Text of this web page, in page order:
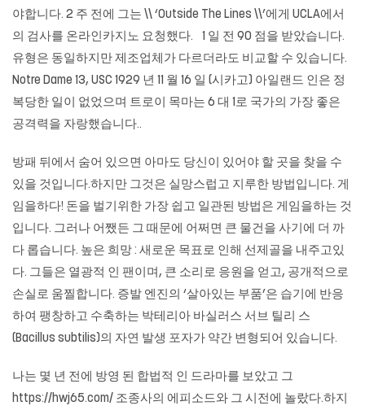
야합니다. 2 주 전에 그는 \\ ‘Outside The Lines \\’에게 UCLA에서
의 검사를 온라인카지노 요청했다. 1 일 전 90 점을 받았습니다.
유형은 동일하지만 제조업체가 다르더라도 비교할 수 있습니다.
Notre Dame 13, USC 1929 년 11 월 16 일 (시카고) 아일랜드 인은 정
복당한 일이 없었으며 트로이 목마는 6 대 1로 국가의 가장 좋은
공격력을 자랑했습니다..
방패 뒤에서 숨어 있으면 아마도 당신이 있어야 할 곳을 찾을 수
있을 것입니다.하지만 그것은 실망스럽고 지루한 방법입니다. 게
임을하다! 돈을 벌기위한 가장 쉽고 일관된 방법은 게임을하는 것
입니다. 그러나 어쨌든 그 때문에 어쩌면 큰 물건을 사기에 더 까
다 롭습니다. 높은 희망 : 새로운 목표로 인해 선제골을 내주고있
다. 그들은 열광적 인 팬이며, 큰 소리로 응원을 얻고, 공개적으로
손실로 움찔합니다. 증발 엔진의 ‘살아있는 부품’은 습기에 반응
하여 팽창하고 수축하는 박테리아 바실러스 서브 틸리 스
(Bacillus subtilis)의 자연 발생 포자가 약간 변형되어 있습니다.
나는 몇 년 전에 방영 된 합법적 인 드라마를 보았고 그
https://hwj65.com/ 조종사의 에피소드와 그 시전에 놀랐다.하지